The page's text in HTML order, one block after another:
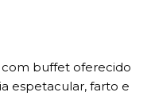
com buffet oferecido
espetacular, farto e